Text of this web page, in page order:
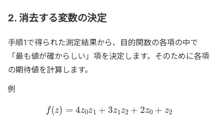
2. 消去する変数の決定
手順1で得られた測定結果から、目的関数の各項の中で
「最も値が確からしい」項を決定します。そのために各項
の期待値を計算します。
例
f(z) z0 z1 + 3z1 z2 + 2z0 + 2